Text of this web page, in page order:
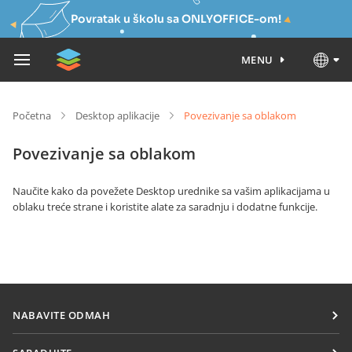
Povratak u školu sa ONLYOFFICE-om!
MENU
Početna Desktop aplikacije Povezivanje sa oblakom
Povezivanje sa oblakom
Naučite kako da povežete Desktop urednike sa vašim aplikacijama u
oblaku treće strane i koristite alate za saradnju i dodatne funkcije.
NABAVITE ODMAH